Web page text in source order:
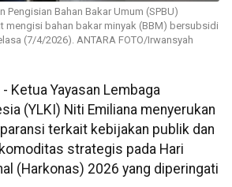
Pengisian Bahan Bakar Umum (SPBU)
mengisi bahan bakar minyak (BBM) bersubsidi
(7/4/2026). ANTARA FOTO/Irwansyah
Ketua Yayasan Lembaga
(YLKI) Niti Emiliana menyerukan
terkait kebijakan publik dan
strategis pada Hari
(Harkonas) 2026 yang diperingati